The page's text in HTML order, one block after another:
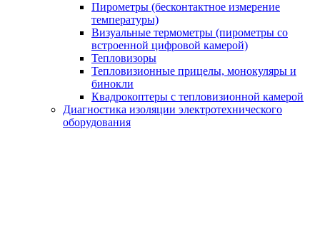
Пирометры (бесконтактное измерение
температуры)
Визуальные термометры (пирометры со
встроенной цифровой камерой)
Тепловизоры
Тепловизионные прицелы, монокуляры и
бинокли
Квадрокоптеры с тепловизионной камерой
Диагностика изоляции электротехнического
оборудования